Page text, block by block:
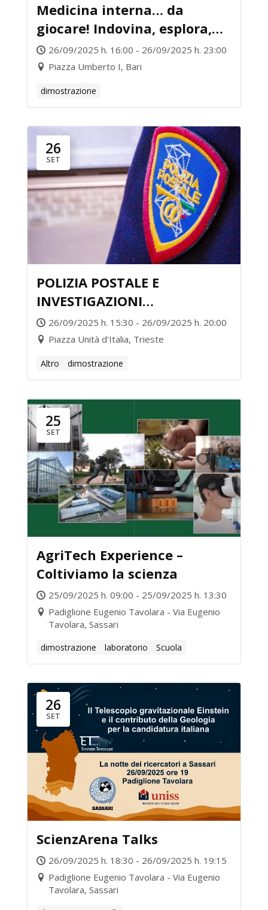
Medicina interna… da
giocare! Indovina, esplora,
diagnostica!
26/09/2025 h. 16:00 - 26/09/2025 h. 23:00
Piazza Umberto I, Bari
dimostrazione
26
SET
POLIZIA POSTALE E
INVESTIGAZIONI
CIBERNETICHE
26/09/2025 h. 15:30 - 26/09/2025 h. 20:00
Piazza Unità d'Italia, Trieste
Altro dimostrazione
25
SET
AgriTech Experience –
Coltiviamo la scienza
25/09/2025 h. 09:00 - 25/09/2025 h. 13:30
Padiglione Eugenio Tavolara - Via Eugenio
Tavolara, Sassari
dimostrazione laboratorio Scuola
26
SET
ScienzArena Talks
26/09/2025 h. 18:30 - 26/09/2025 h. 19:15
Padiglione Eugenio Tavolara - Via Eugenio
Tavolara, Sassari